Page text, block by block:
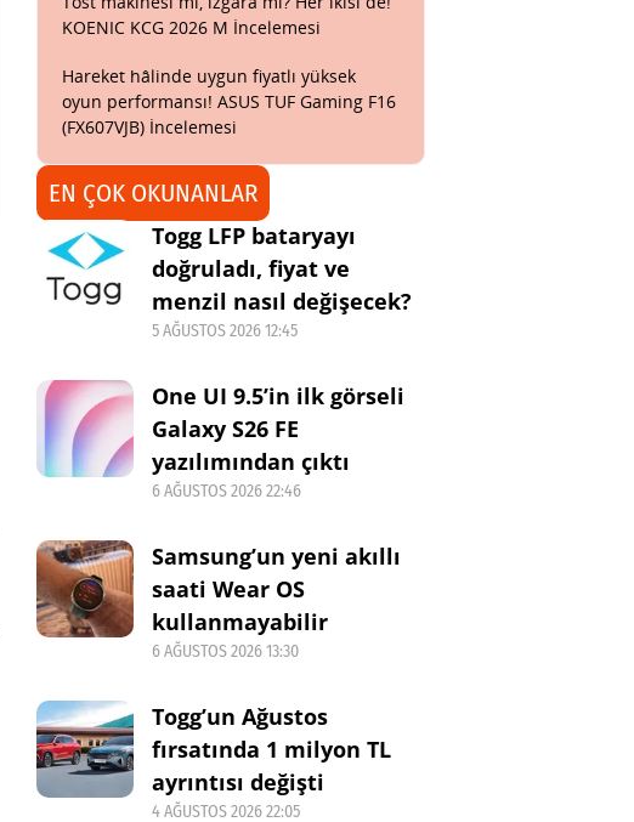
KOENIC KCG 2026 M İncelemesi
Hareket hâlinde uygun fiyatlı yüksek
oyun performansı! ASUS TUF Gaming F16
(FX607VJB) İncelemesi
EN ÇOK OKUNANLAR
Togg LFP bataryayı
doğruladı, fiyat ve
menzil nasıl değişecek?
5 AĞUSTOS 2026 12:45
One UI 9.5’in ilk görseli
Galaxy S26 FE
yazılımından çıktı
6 AĞUSTOS 2026 22:46
Samsung’un yeni akıllı
saati Wear OS
kullanmayabilir
6 AĞUSTOS 2026 13:30
Togg’un Ağustos
fırsatında 1 milyon TL
ayrıntısı değişti
4 AĞUSTOS 2026 22:05